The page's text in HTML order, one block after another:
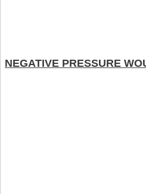
NEGATIVE PRESSURE